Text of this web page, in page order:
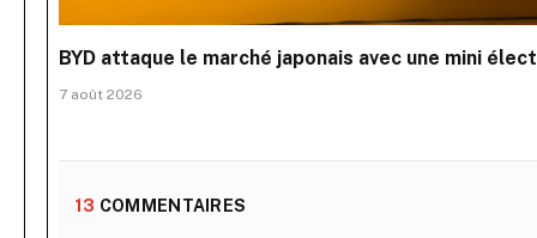
BYD attaque le marché japonais avec une mini
7 août 2026
13 COMMENTAIRES